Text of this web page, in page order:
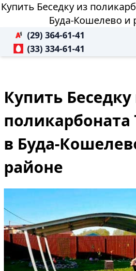
Купить Беседку из
Буда-Кошелево и
(29) 364-61-41
(33) 334-61-41
Купить Беседку
в Буда-
районе